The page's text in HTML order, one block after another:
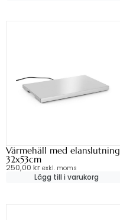
Värmehäll med elanslutning
32x53cm
250,00 kr exkl. moms
Lägg till i varukorg